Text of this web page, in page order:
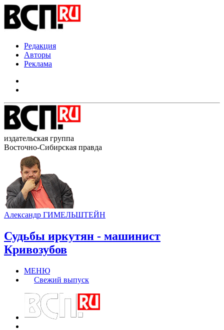
Редакция
Авторы
Реклама
издательская группа
Восточно-Сибирская правда
Александр ГИМЕЛЬШТЕЙН
Судьбы иркутян - машинист
Кривозубов
МЕНЮ
Свежий выпуск